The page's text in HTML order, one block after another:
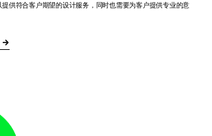
供符合客户期望的设计服务，同时也需要为客户提供专业的意